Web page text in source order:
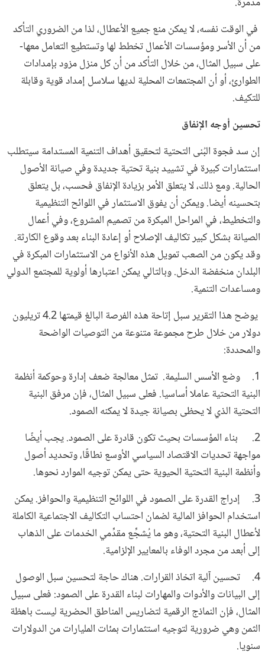
في الوقت نفسه، لا يمكن منع جميع الأعطال، لذا من الضروري التأكد
من أن الأسر ومؤسسات الأعمال تخطط لها وتستطيع التعامل معها-
على سبيل المثال، من خلال التأكد من أن كل منزل مزود بإمدادات
الطوارئ، أو أن المجتمعات المحلية لديها سلاسل إمداد قوية وقابلة
للتكيف.
تحسين أوجه الإنفاق
إن سد فجوة البُنى التحتية لتحقيق أهداف التنمية المستدامة سيتطلب
استثمارات كبيرة في تشييد بنية تحتية جديدة وفي صيانة الأصول
الحالية. ومع ذلك، لا يتعلق الأمر بزيادة الإنفاق فحسب، بل يتعلق
بتحسينه أيضا. ويمكن أن يفوق الاستثمار في اللوائح التنظيمية
والتخطيط، في المراحل المبكرة من تصميم المشروع، وفي أعمال
الصيانة بشكل كبير تكاليف الإصلاح أو إعادة البناء بعد وقوع الكارثة.
وقد يكون من الصعب تمويل هذه الأنواع من الاستثمارات المبكرة في
البلدان منخفضة الدخل. وبالتالي يمكن اعتبارها أولوية للمجتمع الدولي
ومساعدات التنمية.
يوضح هذا التقرير سبل إتاحة هذه الفرصة البالغ قيمتها 4.2 تريليون
دولار من خلال طرح مجموعة متنوعة من التوصيات الواضحة
والمحددة:
1. وضع الأسس السليمة. تمثل معالجة ضعف إدارة وحوكمة أنظمة
البنية التحتية عاملا أساسيا. فعلى سبيل المثال، فإن مرفق البنية
التحتية الذي لا يحظى بصيانة جيدة لا يمكنه الصمود.
2. بناء المؤسسات بحيث تكون قادرة على الصمود. يجب أيضًا
مواجهة تحديات الاقتصاد السياسي الأوسع نطاقًا، وتحديد أصول
وأنظمة البنية التحتية الحيوية حتى يمكن توجيه الموارد نحوها.
3. إدراج القدرة على الصمود في اللوائح التنظيمية والحوافز. يمكن
استخدام الحوافز المالية لضمان احتساب التكاليف الاجتماعية الكاملة
لأعطال البنية التحتية، وهو ما يُشجِّع مقدِّمي الخدمات على الذهاب
إلى أبعد من مجرد الوفاء بالمعايير الإلزامية.
4. تحسين آلية اتخاذ القرارات. هناك حاجة لتحسين سبل الوصول
إلى البيانات والأدوات والمهارات لبناء القدرة على الصمود: فعلى سبيل
المثال، فإن النماذج الرقمية لتضاريس المناطق الحضرية ليست باهظة
الثمن وهي ضرورية لتوجيه استثمارات بمئات المليارات من الدولارات
سنويا.